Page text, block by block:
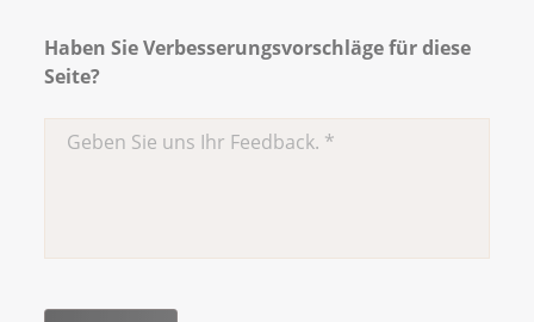
Haben Sie Verbesserungsvorschläge für diese
Seite?